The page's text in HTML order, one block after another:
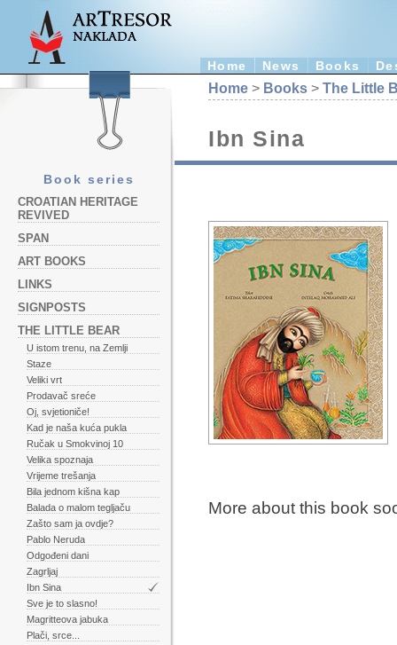
Home News Books
Book series
CROATIAN HERITAGE
REVIVED
SPAN
ART BOOKS
LINKS
SIGNPOSTS
THE LITTLE BEAR
U istom trenu, na Zemlji
Staze
Veliki vrt
Prodavač sreće
Oj, svjetioniče!
Kad je naša kuća pukla
Ručak u Smokvinoj 10
Velika spoznaja
Vrijeme trešanja
Bila jednom kišna kap
Balada o malom tegljaču
Zašto sam ja ovdje?
Pablo Neruda
Odgođeni dani
Zagrljaj
Ibn Sina
Sve je to slasno!
Magritteova jabuka
Plači, srce...
Home > Books > The Little
Ibn Sina
More about this book